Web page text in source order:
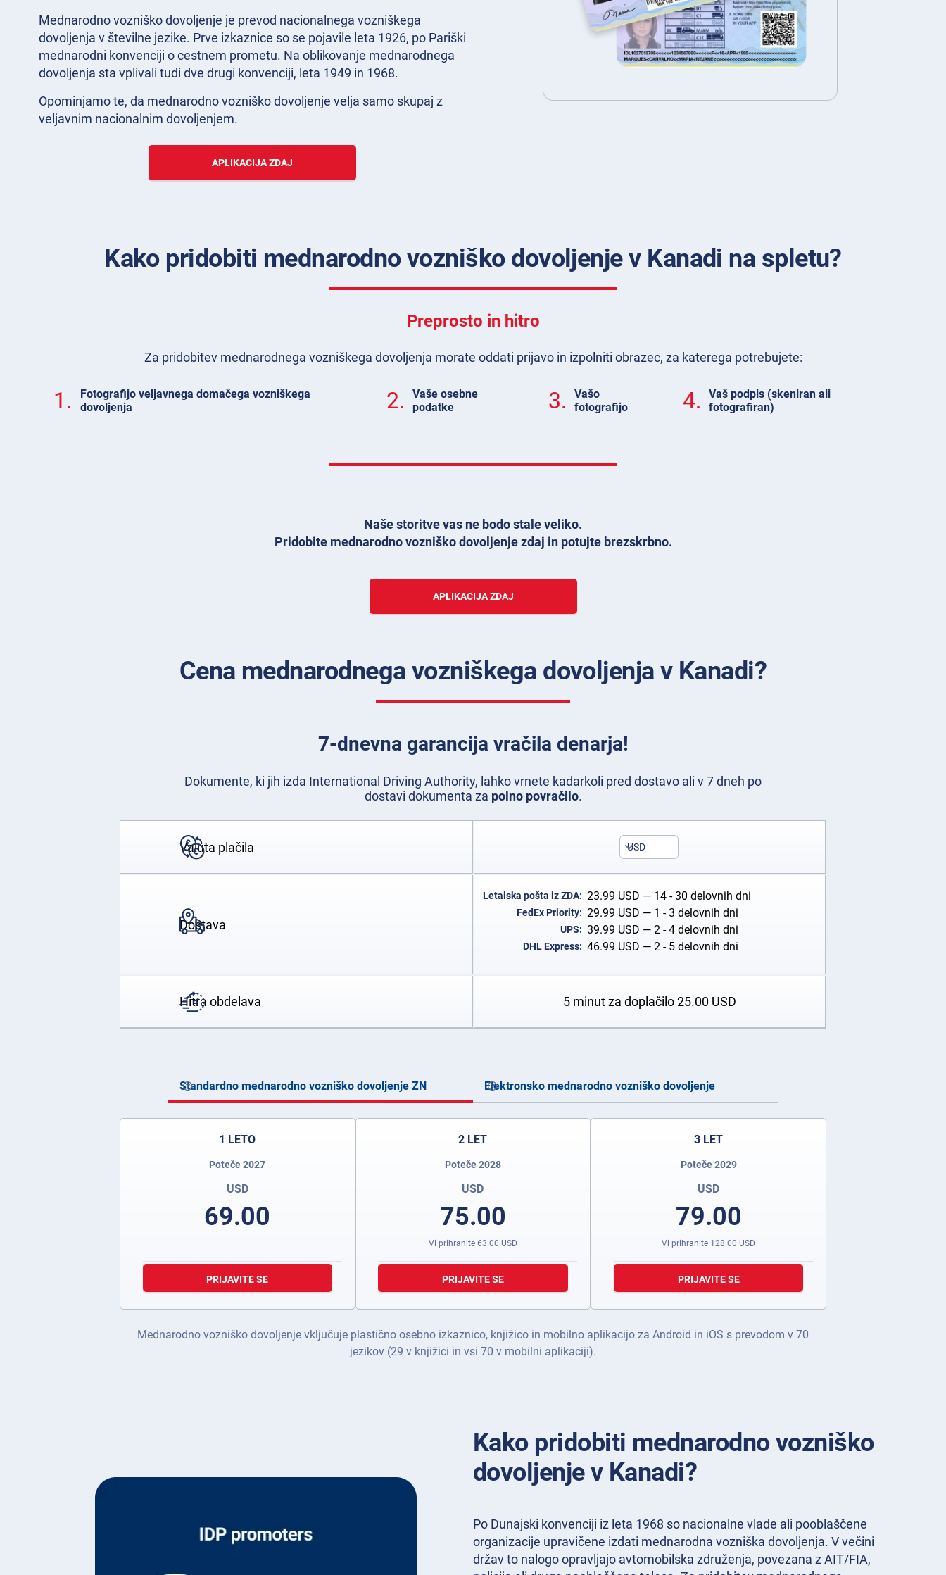
Mednarodno vozniško dovoljenje je prevod nacionalnega vozniškega
dovoljenja v številne jezike. Prve izkaznice so se pojavile leta 1926, po Pariški
mednarodni konvenciji o cestnem prometu. Na oblikovanje mednarodnega
dovoljenja sta vplivali tudi dve drugi konvenciji, leta 1949 in 1968.
Opominjamo te, da mednarodno vozniško dovoljenje velja samo skupaj z
veljavnim nacionalnim dovoljenjem.
APLIKACIJA ZDAJ
Kako pridobiti mednarodno vozniško dovoljenje v Kanadi na spletu?
Preprosto in hitro
Za pridobitev mednarodnega vozniškega dovoljenja morate oddati prijavo in izpolniti obrazec, za katerega potrebujete:
1.
Fotografijo veljavnega domačega vozniškega
dovoljenja
2.
Vaše osebne
podatke
3.
Vašo
fotografijo
4.
Vaš podpis (skeniran ali
fotografiran)
Naše storitve vas ne bodo stale veliko.
Pridobite mednarodno vozniško dovoljenje zdaj in potujte brezskrbno.
APLIKACIJA ZDAJ
Cena mednarodnega vozniškega dovoljenja v Kanadi?
7-dnevna garancija vračila denarja!
Dokumente, ki jih izda International Driving Authority, lahko vrnete kadarkoli pred dostavo ali v 7 dneh po
dostavi dokumenta za polno povračilo.
Valuta plačila USD
Dostava
Letalska pošta iz ZDA: 23.99 USD — 14 - 30 delovnih dni
FedEx Priority: 29.99 USD — 1 - 3 delovnih dni
UPS: 39.99 USD — 2 - 4 delovnih dni
DHL Express: 46.99 USD — 2 - 5 delovnih dni
Hitra obdelava 5 minut za doplačilo25.00 USD
Standardno mednarodno vozniško dovoljenje ZN Elektronsko mednarodno vozniško dovoljenje
1 LETO
Poteče 2027
USD
69.00
PRIJAVITE SE
2 LET
Poteče 2028
USD
75.00
Vi prihranite 63.00 USD
PRIJAVITE SE
3 LET
Poteče 2029
USD
79.00
Vi prihranite 128.00 USD
PRIJAVITE SE
Mednarodno vozniško dovoljenje vključuje plastično osebno izkaznico, knjižico in mobilno aplikacijo za Android in iOS s prevodom v 70
jezikov (29 v knjižici in vsi 70 v mobilni aplikaciji).
Kako pridobiti mednarodno vozniško
dovoljenje v Kanadi?
Po Dunajski konvenciji iz leta 1968 so nacionalne vlade ali pooblaščene
organizacije upravičene izdati mednarodna vozniška dovoljenja. V večini
držav to nalogo opravljajo avtomobilska združenja, povezana z AIT/FIA,